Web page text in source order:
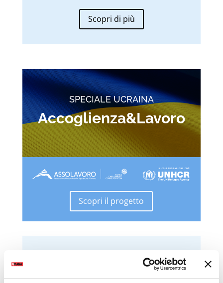
Scopri di più
SPECIALE UCRAINA
Accoglienza&Lavoro
Scopri il progetto